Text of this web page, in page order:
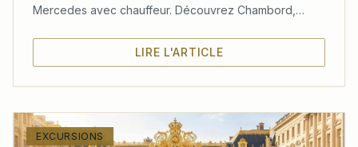
Mercedes avec chauffeur. Découvrez Chambord,
LIRE L'ARTICLE
EXCURSIONS